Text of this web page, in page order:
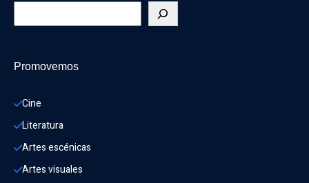
Promovemos
Cine
Literatura
Artes escénicas
Artes visuales